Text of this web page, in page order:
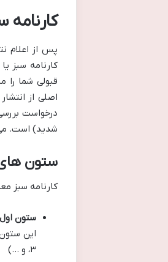
پس از اعلام
کارنامه سبز
قبولی شما
اصلی از
درخواست
شدید) است. می
ستون های
کارنامه سبز
ستون
۳، و …)